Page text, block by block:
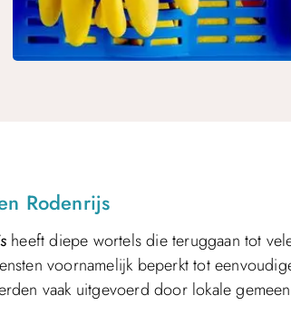
Rodenrijs
heeft diepe wortels die teruggaan tot
voornamelijk beperkt tot
vaak uitgevoerd door lokale